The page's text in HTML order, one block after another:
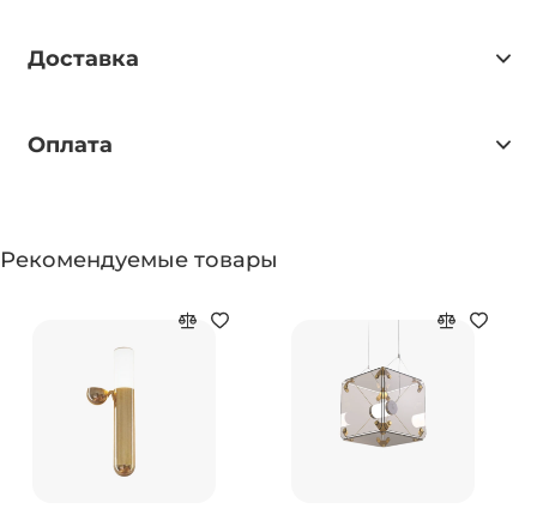
Доставка
Оплата
Рекомендуемые товары